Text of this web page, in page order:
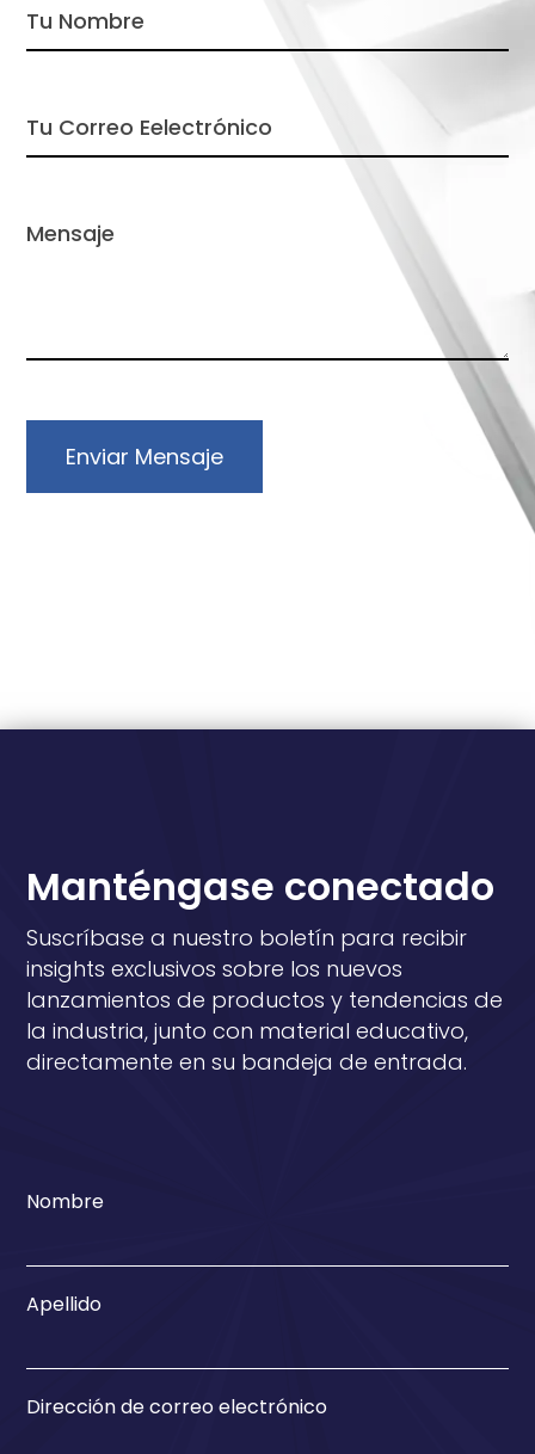
Enviar Mensaje
Manténgase conectado
Suscríbase a nuestro boletín para recibir
insights exclusivos sobre los nuevos
lanzamientos de productos y tendencias de
la industria, junto con material educativo,
directamente en su bandeja de entrada.
Nombre
Apellido
Dirección de correo electrónico